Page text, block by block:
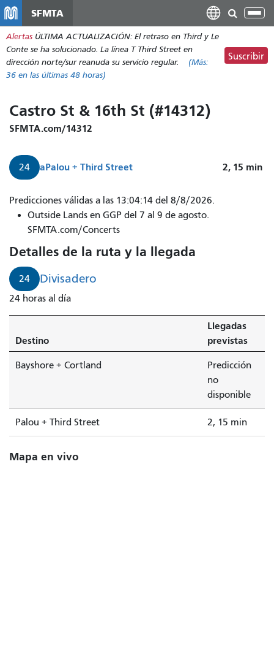
contenido
principal
SFMTA
Alertas ÚLTIMA ACTUALIZACIÓN: El retraso en Third y Le
Conte se ha solucionado. La línea T Third Street en
dirección norte/sur reanuda su servicio regular.
(Más:
36 en las últimas 48 horas)
Suscribir
Castro St & 16th St (#14312)
SFMTA.com/14312
24 aPalou + Third Street 2, 15 min
El
24
Divisadero
en
2
minutos.
Predicciones válidas a las 13:04:14 del 8/8/2026.
Outside Lands en GGP del 7 al 9 de agosto.
SFMTA.com/Concerts
Detalles de la ruta y la llegada
24 Divisadero
24 horas al día
Destino
Llegadas
previstas
Bayshore + Cortland
Predicción
no
disponible
Palou + Third Street 2, 15 min
Mapa en vivo